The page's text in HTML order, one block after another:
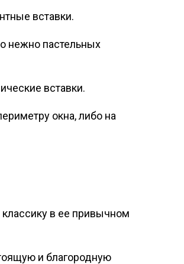
вставки.
нежно пастельных
вставки.
окна, либо на
классику в ее привычном
и благородную